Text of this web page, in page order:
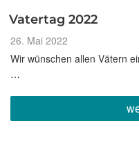
Vatertag 2022
Veröffentlicht
am
26. Mai 2022
Wir wünschen allen Vätern
…